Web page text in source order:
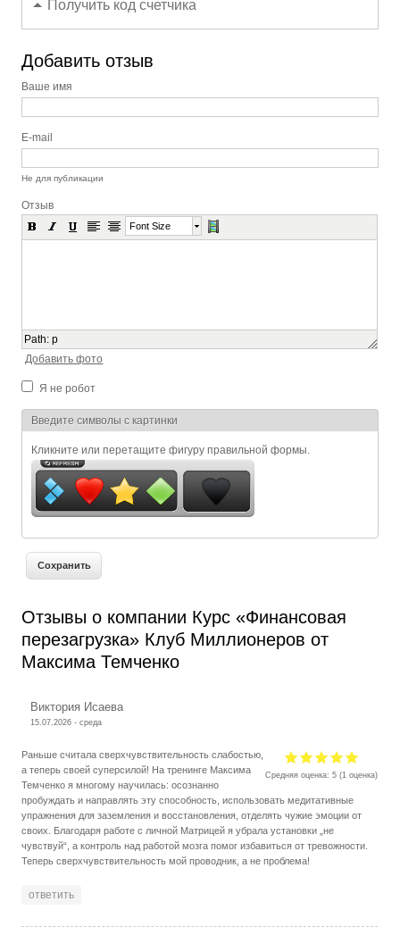
Получить код счетчика
Добавить отзыв
Ваше имя
E-mail
Не для публикации
Отзыв
Font Size
Path:p
Добавить фото
Я не робот
Я спамер
Введите символы с картинки
Кликните или перетащите фигуру правильной формы.
Отзывы о компании Курс «Финансовая
перезагрузка» Клуб Миллионеров от
Максима Темченко
Виктория Исаева
15.07.2026 - среда
Средняя оценка:5 (1 оценка)
Раньше считала сверхчувствительность слабостью,
а теперь своей суперсилой! На тренинге Максима
Темченко я многому научилась: осознанно
пробуждать и направлять эту способность, использовать медитативные
упражнения для заземления и восстановления, отделять чужие эмоции от
своих. Благодаря работе с личной Матрицей я убрала установки „не
чувствуй“, а контроль над работой мозга помог избавиться от тревожности.
Теперь сверхчувствительность мой проводник, а не проблема!
ответить